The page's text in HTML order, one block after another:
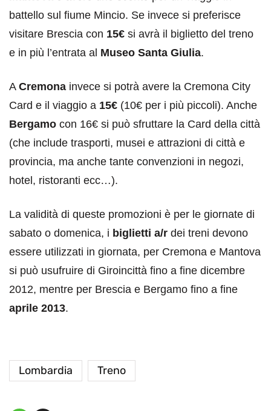
battello sul fiume Mincio. Se invece si preferisce
visitare Brescia con 15€ si avrà il biglietto del treno
e in più l’entrata al Museo Santa Giulia.
A Cremona invece si potrà avere la Cremona City
Card e il viaggio a 15€ (10€ per i più piccoli). Anche
Bergamo con 16€ si può sfruttare la Card della città
(che include trasporti, musei e attrazioni di città e
provincia, ma anche tante convenzioni in negozi,
hotel, ristoranti ecc…).
La validità di queste promozioni è per le giornate di
sabato o domenica, i biglietti a/r dei treni devono
essere utilizzati in giornata, per Cremona e Mantova
si può usufruire di Giroincittà fino a fine dicembre
2012, mentre per Brescia e Bergamo fino a fine
aprile 2013.
Lombardia Treno